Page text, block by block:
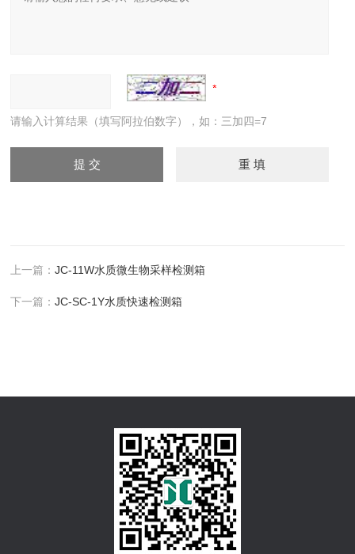
请输入计算结果（填写阿拉伯数字），如：三加四=7
上一篇：JC-11W水质微生物采样检测箱
下一篇：JC-SC-1Y水质快速检测箱